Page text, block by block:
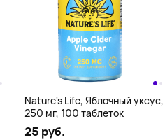
Nature's Life, Яблочный уксус,
250 мг, 100 таблеток
25 руб.